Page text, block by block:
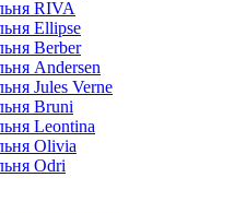
RIVA
Ellipse
Berber
Andersen
Jules Verne
Bruni
Leontina
Olivia
Odri